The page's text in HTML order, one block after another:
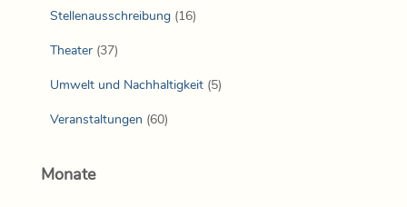
Stellenausschreibung (16)
Theater (37)
Umwelt und Nachhaltigkeit (5)
Veranstaltungen (60)
Monate